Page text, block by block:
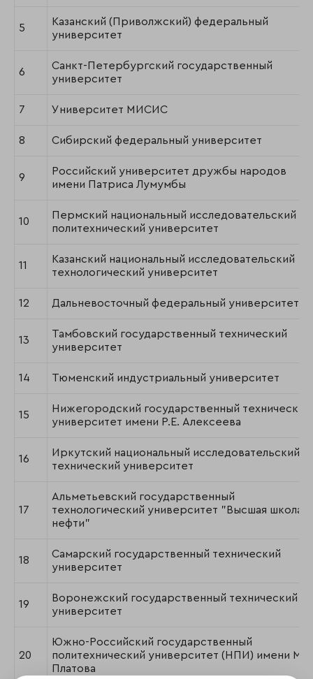
5
Казанский (Приволжский) федеральный
университет
6
Санкт-Петербургский государственный
университет
7 Университет МИСИС
8 Сибирский федеральный университет
9
Российский университет дружбы народов
имени Патриса Лумумбы
10
Пермский национальный исследовательский
политехнический университет
11
Казанский национальный исследовательский
технологический университет
12 Дальневосточный федеральный университет
13
Тамбовский государственный технический
университет
14 Тюменский индустриальный университет
15
Нижегородский государственный технический
университет имени Р.Е. Алексеева
16
Иркутский национальный исследовательский
технический университет
17
Альметьевский государственный
технологический университет "Высшая школа
нефти"
18
Самарский государственный технический
университет
19
Воронежский государственный технический
университет
20
Южно-Российский государственный
политехнический университет (НПИ) имени
Платова